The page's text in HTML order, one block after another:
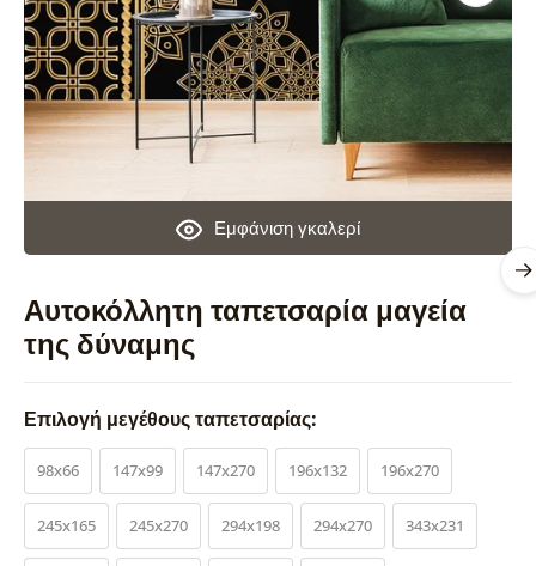
Αυτοκόλλητη ταπετσαρία μαγεία
της δύναμης
Εμφάνιση γκαλερί
Επιλογή μεγέθους ταπετσαρίας:
98x66 147x99 147x270 196x132 196x270
245x165 245x270 294x198 294x270 343x231